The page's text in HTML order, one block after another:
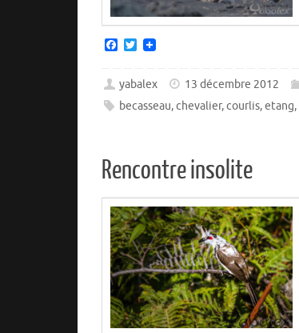
F
e
b
o
T
t
e
yabalex 13 décembre 2012
becasseau,chevalier,courlis,etang,
Rencontre insolite